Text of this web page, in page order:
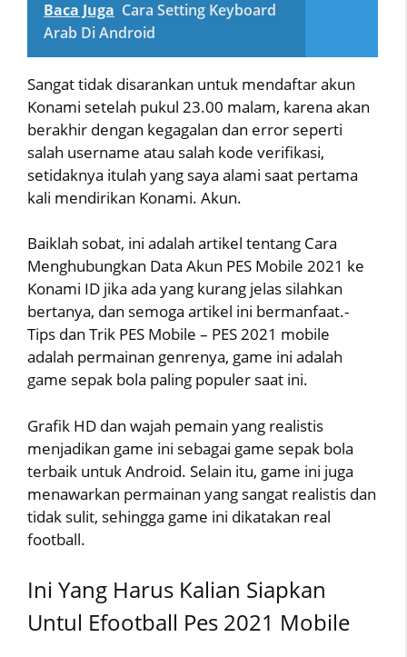
Baca Juga Cara Setting Keyboard
Arab Di Android
Sangat tidak disarankan untuk mendaftar akun
Konami setelah pukul 23.00 malam, karena akan
berakhir dengan kegagalan dan error seperti
salah username atau salah kode verifikasi,
setidaknya itulah yang saya alami saat pertama
kali mendirikan Konami. Akun.
Baiklah sobat, ini adalah artikel tentang Cara
Menghubungkan Data Akun PES Mobile 2021 ke
Konami ID jika ada yang kurang jelas silahkan
bertanya, dan semoga artikel ini bermanfaat.-
Tips dan Trik PES Mobile – PES 2021 mobile
adalah permainan genrenya, game ini adalah
game sepak bola paling populer saat ini.
Grafik HD dan wajah pemain yang realistis
menjadikan game ini sebagai game sepak bola
terbaik untuk Android. Selain itu, game ini juga
menawarkan permainan yang sangat realistis dan
tidak sulit, sehingga game ini dikatakan real
football.
Ini Yang Harus Kalian Siapkan
Untul Efootball Pes 2021 Mobile